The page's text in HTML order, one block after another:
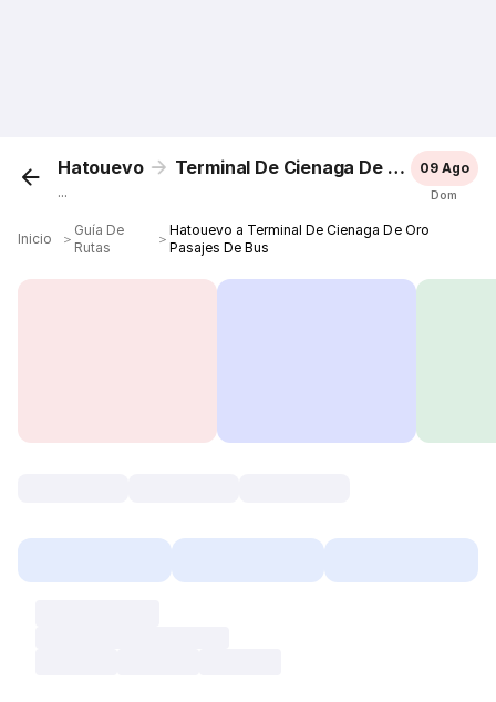
Hatouevo Terminal De Cienaga De Oro
...
09 Ago
Dom
Inicio ＞
Guía De
Rutas
＞
Hatouevo a Terminal De Cienaga De Oro
Pasajes De Bus